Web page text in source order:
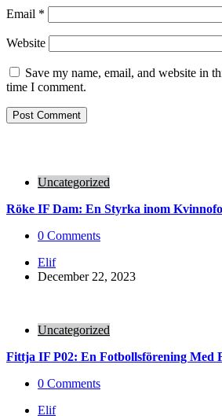
Email *
Website
Save my name, email, and website in
time I comment.
Uncategorized
Röke IF Dam: En Styrka inom
0 Comments
Posted
by
Elif
December 22, 2023
Uncategorized
Fittja IF P02: En Fotbollsförening Med
0 Comments
Posted
Elif